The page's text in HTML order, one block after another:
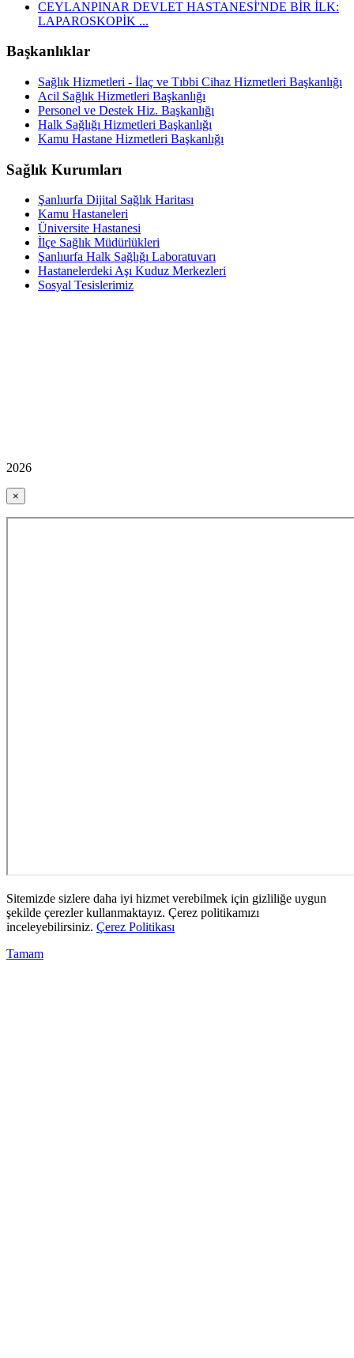
CEYLANPINAR DEVLET HASTANESİ'NDE BİR İLK:
LAPAROSKOPİK ...
Başkanlıklar
Sağlık Hizmetleri - İlaç ve Tıbbi Cihaz Hizmetleri Başkanlığı
Acil Sağlık Hizmetleri Başkanlığı
Personel ve Destek Hiz. Başkanlığı
Halk Sağlığı Hizmetleri Başkanlığı
Kamu Hastane Hizmetleri Başkanlığı
Sağlık Kurumları
Şanlıurfa Dijital Sağlık Haritası
Kamu Hastaneleri
Üniversite Hastanesi
İlçe Sağlık Müdürlükleri
Şanlıurfa Halk Sağlığı Laboratuvarı
Hastanelerdeki Aşı Kuduz Merkezleri
Sosyal Tesislerimiz
2026
×
Sitemizde sizlere daha iyi hizmet verebilmek için gizliliğe uygun
şekilde çerezler kullanmaktayız. Çerez politikamızı
inceleyebilirsiniz. Çerez Politikası
Tamam